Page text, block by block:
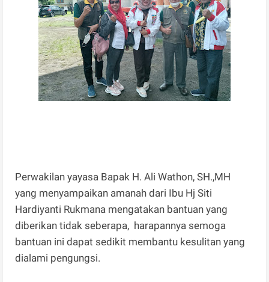
Perwakilan yayasa Bapak H. Ali Wathon, SH.,MH
yang menyampaikan amanah dari Ibu Hj Siti
Hardiyanti Rukmana mengatakan bantuan yang
diberikan tidak seberapa, harapannya semoga
bantuan ini dapat sedikit membantu kesulitan yang
dialami pengungsi.